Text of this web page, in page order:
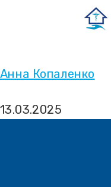
Анна Копаленко
13.03.2025